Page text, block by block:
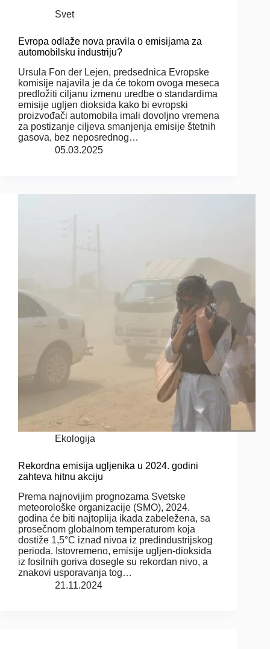
Svet
Evropa odlaže nova pravila o emisijama za
automobilsku industriju?
Ursula Fon der Lejen, predsednica Evropske
komisije najavila je da će tokom ovoga meseca
predložiti ciljanu izmenu uredbe o standardima
emisije ugljen dioksida kako bi evropski
proizvođači automobila imali dovoljno vremena
za postizanje ciljeva smanjenja emisije štetnih
gasova, bez neposrednog…
05.03.2025
Ekologija
Rekordna emisija ugljenika u 2024. godini
zahteva hitnu akciju
Prema najnovijim prognozama Svetske
meteorološke organizacije (SMO), 2024.
godina će biti najtoplija ikada zabeležena, sa
prosečnom globalnom temperaturom koja
dostiže 1,5°C iznad nivoa iz predindustrijskog
perioda. Istovremeno, emisije ugljen-dioksida
iz fosilnih goriva dosegle su rekordan nivo, a
znakovi usporavanja tog…
21.11.2024